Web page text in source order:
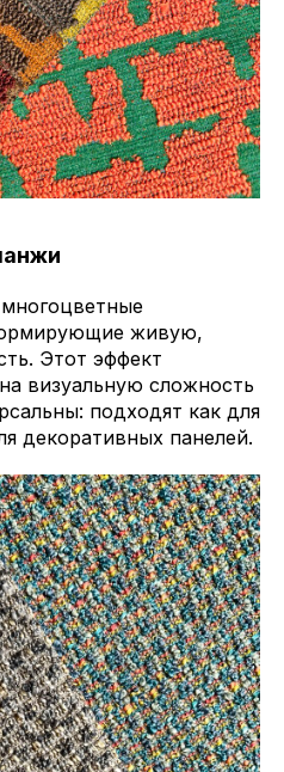
живую,
Этот эффект
визуальную сложность
подходят как для
декоративных панелей.